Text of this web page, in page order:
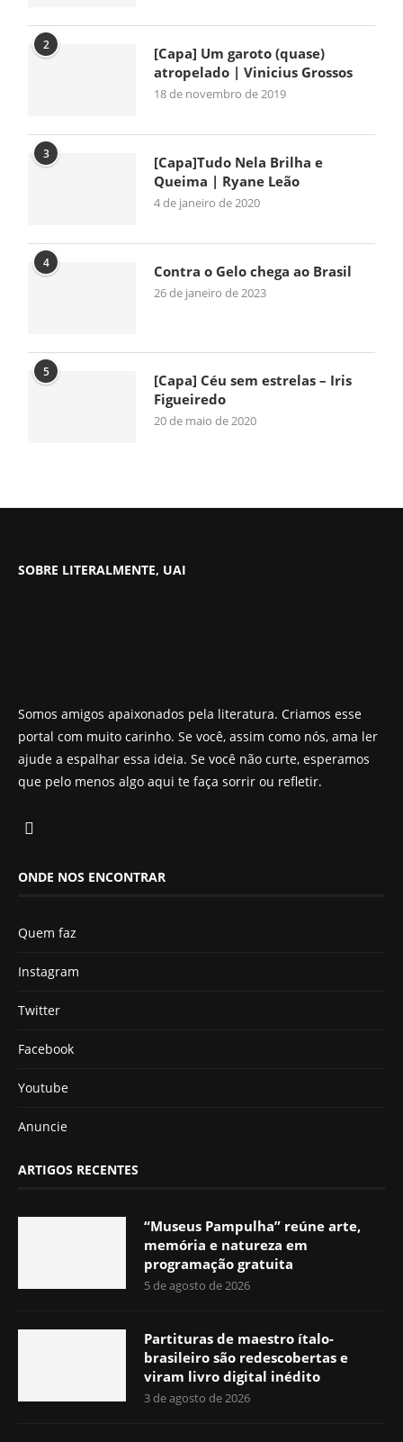
2
[Capa] Um garoto (quase)
atropelado | Vinicius Grossos
18 de novembro de 2019
3
[Capa]Tudo Nela Brilha e
Queima | Ryane Leão
4 de janeiro de 2020
4 Contra o Gelo chega ao Brasil
26 de janeiro de 2023
5
[Capa] Céu sem estrelas – Iris
Figueiredo
20 de maio de 2020
SOBRE LITERALMENTE, UAI
Somos amigos apaixonados pela literatura. Criamos esse
portal com muito carinho. Se você, assim como nós, ama ler
ajude a espalhar essa ideia. Se você não curte, esperamos
que pelo menos algo aqui te faça sorrir ou refletir.
ONDE NOS ENCONTRAR
Quem faz
Instagram
Twitter
Facebook
Youtube
Anuncie
ARTIGOS RECENTES
“Museus Pampulha” reúne arte,
memória e natureza em
programação gratuita
5 de agosto de 2026
Partituras de maestro ítalo-
brasileiro são redescobertas e
viram livro digital inédito
3 de agosto de 2026